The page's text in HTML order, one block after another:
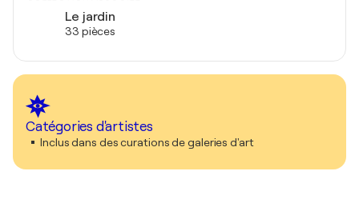
Le jardin
33 pièces
Catégories d'artistes
Inclus dans des curations de galeries d'art